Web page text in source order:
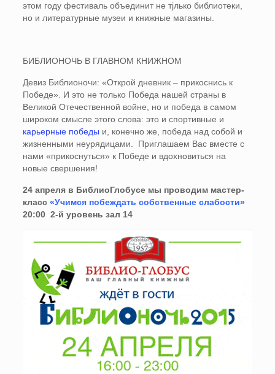
этом году фестиваль объединит не тjлько библиотеки,
но и литературные музеи и книжные магазины.
БИБЛИОНОЧЬ В ГЛАВНОМ КНИЖНОМ
Девиз Библионочи: «Открой дневник – прикоснись к
Победе». И это не только Победа нашей страны в
Великой Отечественной войне, но и победа в самом
широком смысле этого слова: это и спортивные и
карьерные победы и, конечно же, победа над собой и
жизненными неурядицами. Приглашаем Вас вместе с
нами «прикоснуться» к Победе и вдохновиться на
новые свершения!
24 апреля в БиблиоГлобусе мы проводим мастер-
класс «Учимся побеждать собственные слабости»
20:00 2-й уровень зал 14